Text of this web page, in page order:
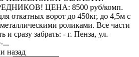
ЦЕНА: 8500 руб/комп.
откатных ворот до 450кг, до 4,5м с
роликами. Все части
и сразу забрать: - г. Пенза, ул.
...
назад